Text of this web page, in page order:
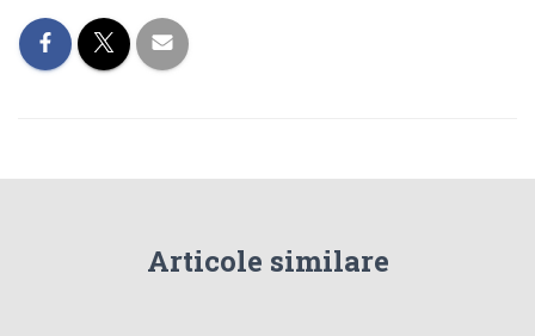
Articole similare